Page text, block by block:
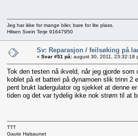
Jeg har ikke for mange biler, bare for lite plass.
Hilsen Svein Terje 91647950
Sv: Reparasjon / feilsøking på
« Svar #51 på: august 30, 2011, 23:32:18
Tok den testen nå ikveld, når jeg gjorde
koblet på et batteri på dynamoen slik trinn 2
pent brukt ladergulator og sjekket at denne
tiden og det var tydelig ikke nok strøm til at
TTT
Gaute Halsaunet